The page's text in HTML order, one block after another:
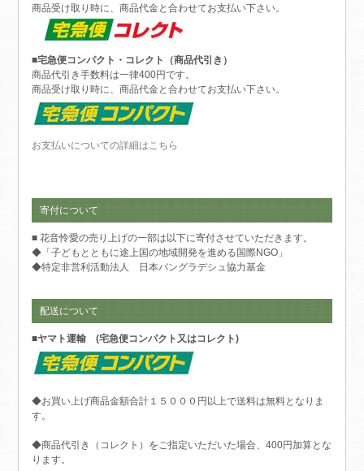
商品受け取り時に、商品代金と合わせてお支払い下さい。
■宅急便コンパクト・コレクト（商品代引き）
商品代引き手数料は一律400円です。
商品受け取り時に、商品代金と合わせてお支払い下さい。
お支払いについての詳細はこちら
寄付について
■ 花音怜愛の売り上げの一部は以下に寄付させていただきます。
◆「子どもとともに途上国の地域開発を進める国際NGO」
◆特定非営利活動法人 日本バングラデシュ協力基金
配送について
■ヤマト運輸 (宅急便コンパクト又はコレクト)
◆お買い上げ商品金額合計１５０００円以上で送料は無料となりま
す。
◆商品代引き（コレクト）をご指定いただいた場合、400円加算とな
ります。